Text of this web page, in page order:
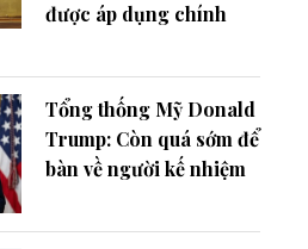
được áp dụng chính
Tổng thống Mỹ Donald
Trump: Còn quá sớm để
bàn về người kế nhiệm